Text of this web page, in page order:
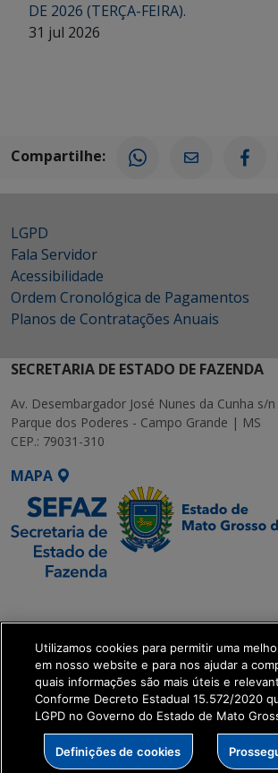
DE 2026 (TERÇA-FEIRA).
31 jul 2026
Compartilhe:
LGPD
Fala Servidor
Acessibilidade
Ordem Cronológica de Pagamentos
Planos de Contratações Anuais
SECRETARIA DE ESTADO DE FAZENDA
Av. Desembargador José Nunes da Cunha s/
Parque dos Poderes - Campo Grande | MS
CEP.: 79031-310
MAPA
Executiva de
Transformação Digital
get_footer();
Utilizamos cookies para permitir uma
em nosso website e para nos ajudar a
quais informações são mais úteis e
Conforme Decreto Estadual 15.572/2020
LGPD no Governo do Estado de Mato
Definições de cookies